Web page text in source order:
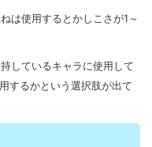
は使用するとかしこさが1～
しているキャラに使用して
するかという選択肢が出て